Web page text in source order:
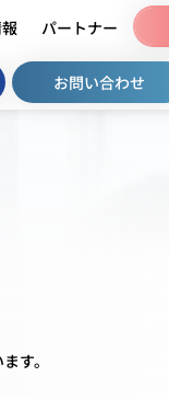
パートナー
お問い合わせ
す。